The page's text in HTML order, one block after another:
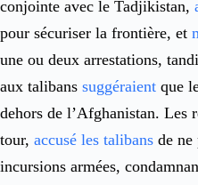
conjointe avec le Tadjikistan,
pour sécuriser la frontière, et
une ou deux arrestations,
aux talibans suggéraient que
dehors de l’Afghanistan. Les
tour, accusé les talibans de ne
incursions armées,